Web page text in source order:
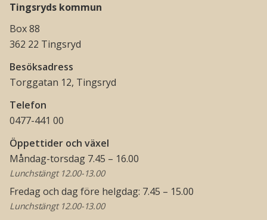
Tingsryds kommun
Box 88
362 22 Tingsryd
Besöksadress
Torggatan 12, Tingsryd
Telefon
0477-441 00
Öppettider och växel
Måndag-torsdag 7.45 – 16.00
Lunchstängt 12.00-13.00
Fredag och dag före helgdag: 7.45 – 15.00
Lunchstängt 12.00-13.00